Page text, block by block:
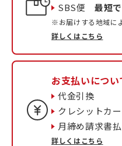
SBS便最短
※お届けする地域に
詳しくはこちら
お支払いについ
代金引換
クレシットカ
月締め請求書
詳しくはこちら